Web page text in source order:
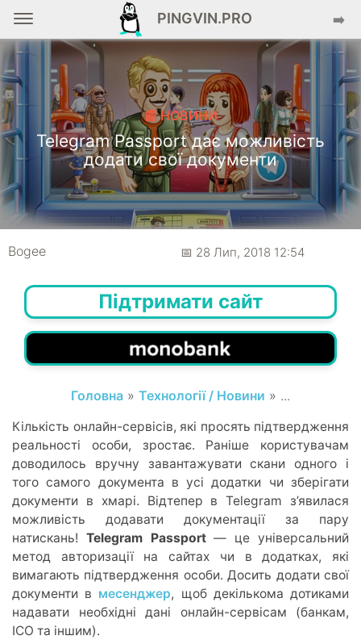
PINGVIN.PRO ➡️
📰 НОВИНИ
Telegram Passport дає можливість
додати свої документи
Bogee 📅 28 Лип, 2018 12:54
Підтримати сайт
Головна » Технології / Новини » ...
Кількість онлайн-сервісів, які просять підтвердження
реальності особи, зростає. Раніше користувачам
доводилось вручну завантажувати скани одного і
того самого документа в усі додатки чи зберігати
документи в хмарі. Відтепер в Telegram з’явилася
можливість додавати документації за пару
натискань! Telegram Passport— це універсальний
метод авторизації на сайтах чи в додатках, які
вимагають підтвердження особи. Досить додати свої
документи в месенджер, щоб декількома дотиками
надавати необхідні дані онлайн-сервісам (банкам,
ICO та іншим).